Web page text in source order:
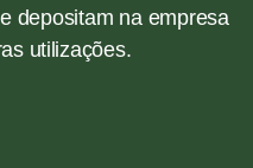
depositam na empresa
utilizações.